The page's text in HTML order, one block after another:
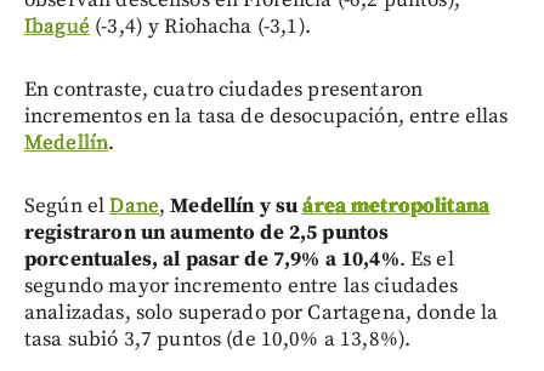
Ibagué (-3,4) y Riohacha (-3,1).
En contraste, cuatro ciudades presentaron
incrementos en la tasa de desocupación, entre ellas
Medellín.
Según elDane, Medellín y suárea metropolitana
registraron un aumento de 2,5 puntos
porcentuales, al pasar de 7,9% a 10,4%. Es el
segundo mayor incremento entre las ciudades
analizadas, solo superado por Cartagena, donde la
tasa subió 3,7 puntos (de 10,0% a 13,8%).